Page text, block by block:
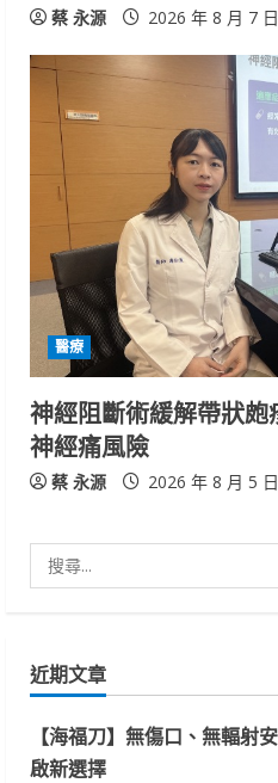
蔡 永源 2026 年 8 月 7 日
醫療
神經阻斷術緩解帶狀
神經痛風險
蔡 永源 2026 年 8 月 5 日
尋
字:
近期文章
【海福刀】無傷口、無輻射
啟新選擇